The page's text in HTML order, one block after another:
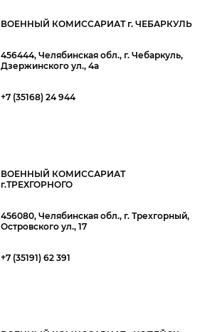
ВОЕННЫЙ КОМИССАРИАТ г. ЧЕБАРКУЛЬ
456444, Челябинская обл., г. Чебаркуль,
Дзержинского ул., 4а
+7 (35168) 24 944
ВОЕННЫЙ КОМИССАРИАТ
г.ТРЕХГОРНОГО
456080, Челябинская обл., г. Трехгорный,
Островского ул., 17
+7 (35191) 62 391